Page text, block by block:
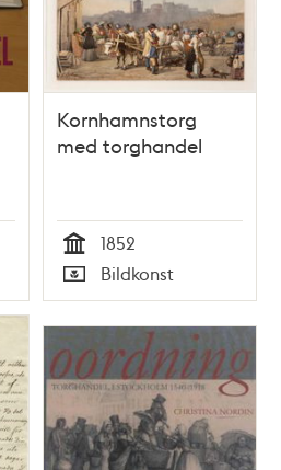
Kornhamnstorg
med torghandel
Tid
1852
Typ
Bildkonst